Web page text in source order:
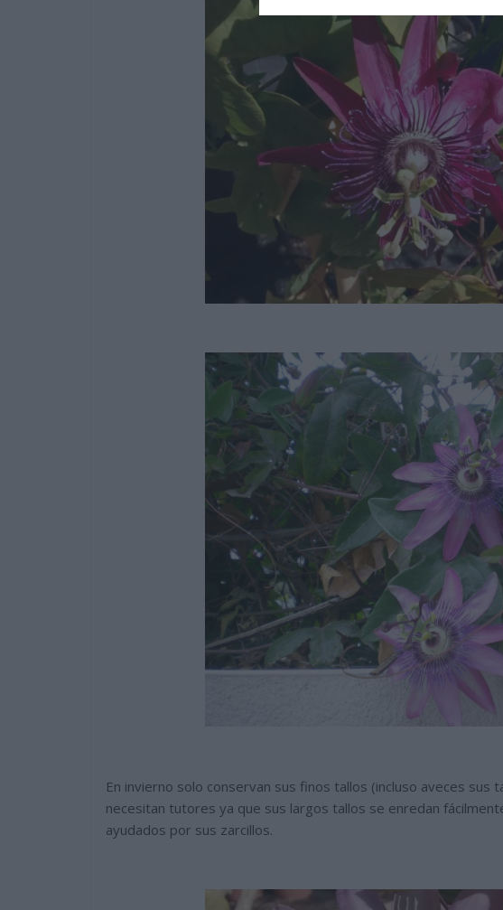
En invierno solo conservan sus finos tallos (incluso aveces sus
necesitan tutores ya que sus largos tallos se enredan
ayudados por sus zarcillos.